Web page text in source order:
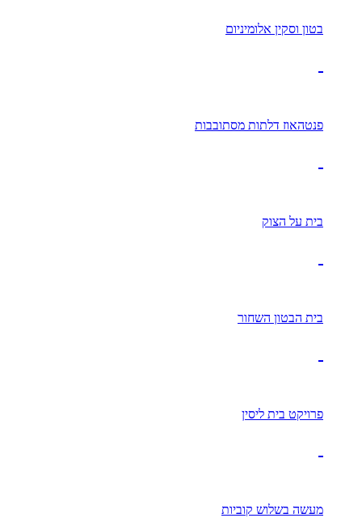
בטון וסקין אלומיניום
פנטהאוז דלתות מסתובבות
בית על הצוק
בית הבטון השחור
פרויקט בית ליסין
מעשה בשלוש קוביות